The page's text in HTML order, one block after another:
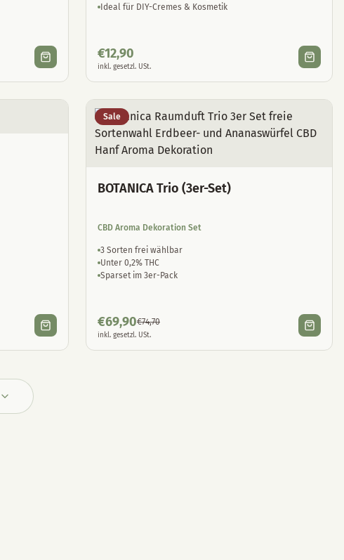
Ideal für DIY-Cremes & Kosmetik
€12,90
inkl. gesetzl. USt.
Sale
BOTANICA Trio (3er-Set)
CBD Aroma Dekoration Set
3 Sorten frei wählbar
Unter 0,2% THC
Sparset im 3er-Pack
€69,90€74,70
inkl. gesetzl. USt.